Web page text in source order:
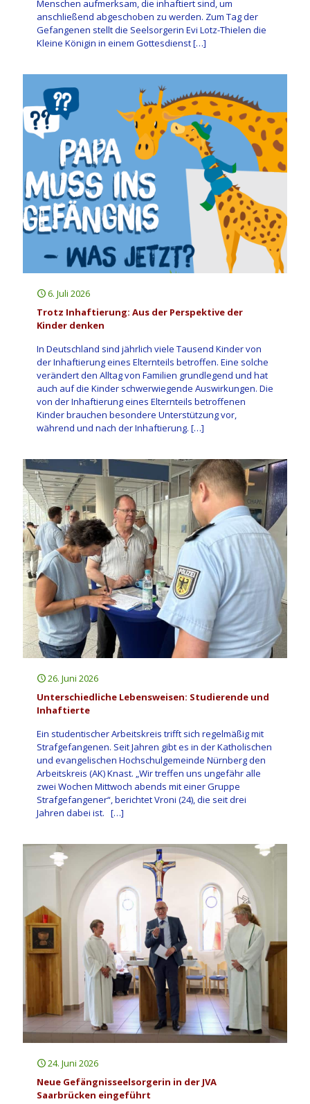
Menschen aufmerksam, die inhaftiert sind, um
anschließend abgeschoben zu werden. Zum Tag der
Gefangenen stellt die Seelsorgerin Evi Lotz-Thielen die
Kleine Königin in einem Gottesdienst[…]
6. Juli 2026
Trotz Inhaftierung: Aus der Perspektive der
Kinder denken
In Deutschland sind jährlich viele Tausend Kinder von
der Inhaftierung eines Elternteils betroffen. Eine solche
verändert den Alltag von Familien grundlegend und hat
auch auf die Kinder schwerwiegende Auswirkungen. Die
von der Inhaftierung eines Elternteils betroffenen
Kinder brauchen besondere Unterstützung vor,
während und nach der Inhaftierung. […]
26. Juni 2026
Unterschiedliche Lebensweisen: Studierende und
Inhaftierte
Ein studentischer Arbeitskreis trifft sich regelmäßig mit
Strafgefangenen. Seit Jahren gibt es in der Katholischen
und evangelischen Hochschulgemeinde Nürnberg den
Arbeitskreis (AK) Knast. „Wir treffen uns ungefähr alle
zwei Wochen Mittwoch abends mit einer Gruppe
Strafgefangener“, berichtet Vroni (24), die seit drei
Jahren dabei ist. […]
24. Juni 2026
Neue Gefängnisseelsorgerin in der JVA
Saarbrücken eingeführt